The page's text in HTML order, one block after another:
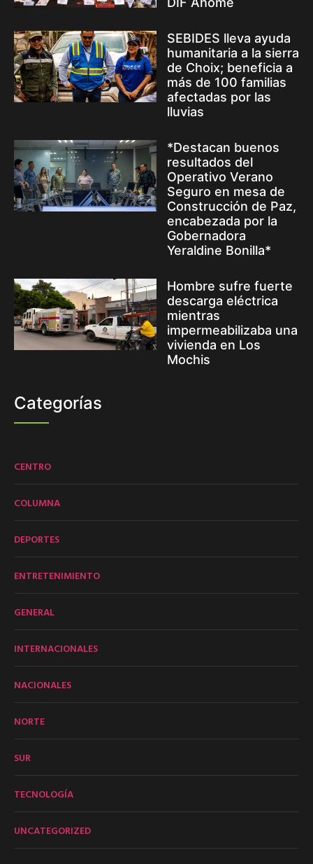
SEBIDES lleva ayuda
humanitaria a la sierra
de Choix; beneficia a
más de 100 familias
afectadas por las
lluvias
*Destacan buenos
resultados del
Operativo Verano
Seguro en mesa de
Construcción de Paz,
encabezada por la
Gobernadora
Yeraldine Bonilla*
Hombre sufre fuerte
descarga eléctrica
mientras
impermeabilizaba una
vivienda en Los
Mochis
Categorías
CENTRO
COLUMNA
DEPORTES
ENTRETENIMIENTO
GENERAL
INTERNACIONALES
NACIONALES
NORTE
SUR
TECNOLOGÍA
UNCATEGORIZED